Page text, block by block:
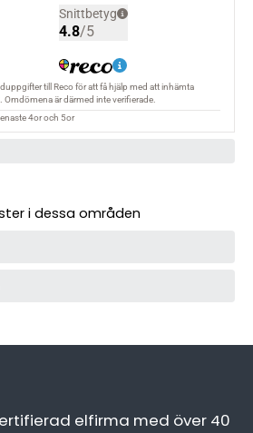
i dessa områden
elfirma med över 40